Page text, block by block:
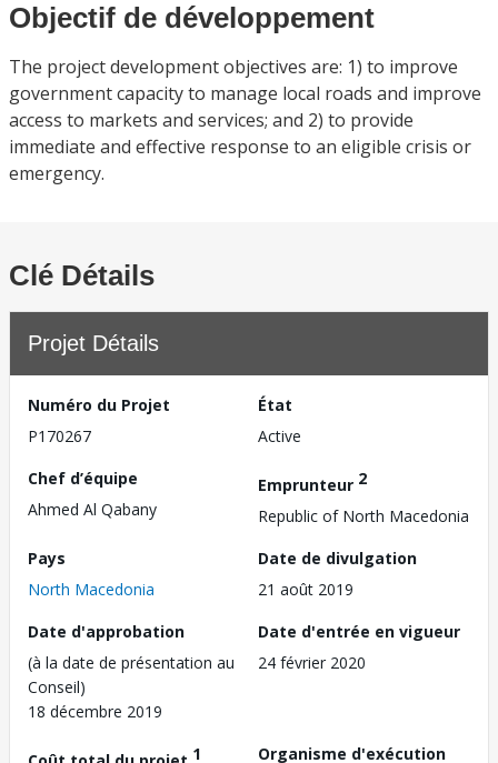
Objectif de développement
The project development objectives are: 1) to improve
government capacity to manage local roads and improve
access to markets and services; and 2) to provide
immediate and effective response to an eligible crisis or
emergency.
Clé Détails
Projet Détails
Numéro du Projet
P170267
État
Active
Chef d’équipe
Ahmed Al Qabany
Emprunteur 2
Republic of North Macedonia
Pays
North Macedonia
Date de divulgation
21 août 2019
Date d'approbation
(à la date de présentation au
Conseil)
18 décembre 2019
Date d'entrée en vigueur
24 février 2020
1
Organisme d'exécution